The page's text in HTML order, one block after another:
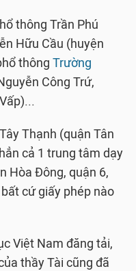
thông Trần Phú
Hữu Cầu (huyện
thông Trường
Công Trứ,
Thạnh (quận Tân
cả 1 trung tâm dạy
Hòa Đông, quận 6,
cứ giấy phép nào
Việt Nam đăng tải,
thầy Tài cũng đã